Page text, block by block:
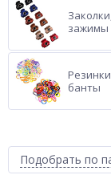
зажимы
банты
Подобрать по